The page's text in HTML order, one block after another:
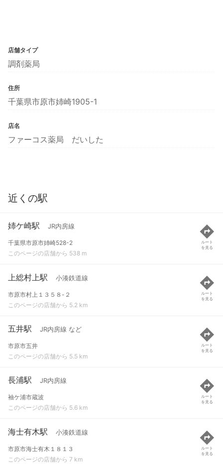
店舗タイプ
調剤薬局
住所
千葉県市原市姉崎1905-1
店名
ファーコス薬局 だいした
近くの駅
姉ケ崎駅 JR内房線
千葉県市原市姉崎528-2
このページの店舗から 538 m
ルート
を見る
上総村上駅 小湊鉄道線
市原市村上１３５８-２
このページの店舗から 5.2 km
ルート
を見る
五井駅 JR内房線 など
市原市五井
このページの店舗から 5.5 km
ルート
を見る
長浦駅 JR内房線
袖ケ浦市蔵波
このページの店舗から 5.6 km
ルート
を見る
海士有木駅 小湊鉄道線
市原市海士有木１８１３
このページの店舗から 7 km
ルート
を見る